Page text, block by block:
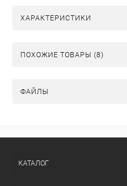
ХАРАКТЕРИСТИКИ
ПОХОЖИЕ ТОВАРЫ (8)
ФАЙЛЫ
КАТАЛОГ